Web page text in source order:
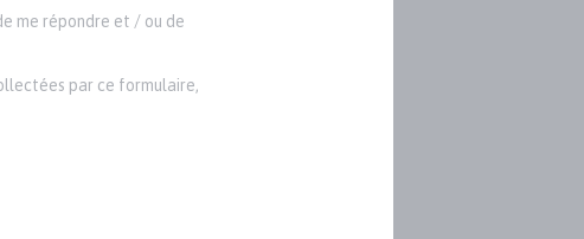
me répondre et / ou de
par ce formulaire,